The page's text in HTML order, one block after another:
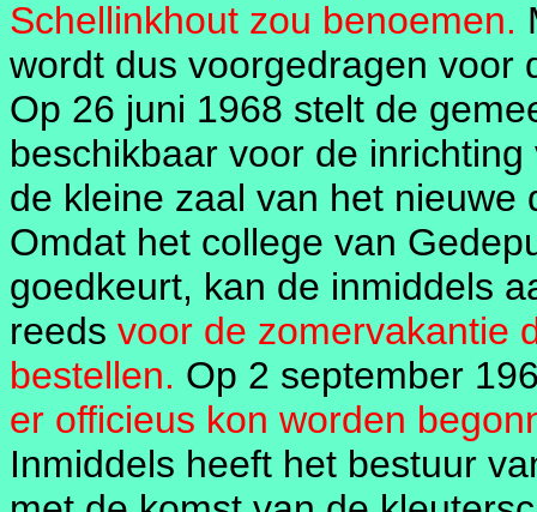
Schellinkhout zou benoemen.
wordt dus voorgedragen voor
Op 26 juni 1968 stelt de
beschikbaar voor de
de kleine zaal van het
Omdat het college van
goedkeurt, kan de inmiddels
reeds voor de zomervakantie
bestellen. Op 2 september
er officieus kon worden
Inmiddels heeft het bestuur